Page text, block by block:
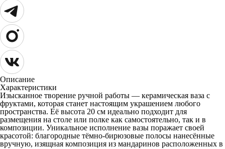
Описание
Характеристики
Изысканное творение ручной работы — керамическая ваза с
фруктами, которая станет настоящим украшением любого
пространства. Её высота 20 см идеально подходит для
размещения на столе или полке как самостоятельно, так и в
композиции. Уникальное исполнение вазы поражает своей
красотой: благородные тёмно-бирюзовые полосы нанесённые
вручную, изящная композиция из мандаринов расположенных в